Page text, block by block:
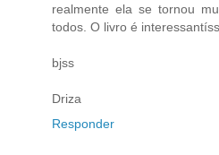
realmente ela se tornou
todos. O livro é
bjss
Driza
Responder